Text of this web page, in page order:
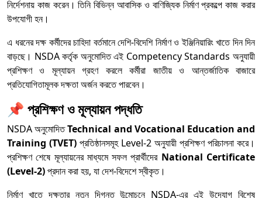
নির্দেশনায় কাজ করেন। তিনি বিভিন্ন আবাসিক ও বাণিজ্যিক নির্মাণ প্রকল্পে কাজ করার
উপযোগী হন।
এ ধরনের দক্ষ কর্মীদের চাহিদা বর্তমানে দেশি-বিদেশি নির্মাণ ও ইঞ্জিনিয়ারিং খাতে দিন দিন
বাড়ছে। NSDA কর্তৃক অনুমোদিত এই Competency Standards অনুযায়ী
প্রশিক্ষণ ও মূল্যায়ন গ্রহণ করলে কর্মীরা জাতীয় ও আন্তর্জাতিক বাজারে
প্রতিযোগিতামূলক দক্ষতা অর্জন করতে পারবেন।
📌 প্রশিক্ষণ ও মূল্যায়ন পদ্ধতি
NSDA অনুমোদিতTechnical and Vocational Education and
Training (TVET) প্রতিষ্ঠানসমূহ Level-2 অনুযায়ী প্রশিক্ষণ পরিচালনা করে।
প্রশিক্ষণ শেষে মূল্যায়নের মাধ্যমে সফল প্রার্থীদের National Certificate
(Level-2)প্রদান করা হয়, যা দেশ-বিদেশে স্বীকৃত।
নির্মাণ খাতে দক্ষতার নতুন দিগন্ত উন্মোচনে NSDA-এর এই উদ্যোগ বিশেষ